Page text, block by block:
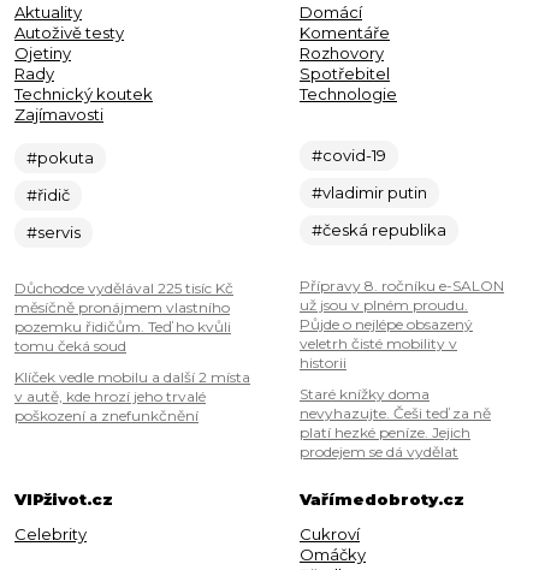
Aktuality
Autoživě testy
Ojetiny
Rady
Technický koutek
Zajímavosti
#pokuta
#řidič
#servis
Důchodce vydělával 225 tisíc Kč
měsíčně pronájmem vlastního
pozemku řidičům. Teď ho kvůli
tomu čeká soud
Klíček vedle mobilu a další 2 místa
v autě, kde hrozí jeho trvalé
poškození a znefunkčnění
Domácí
Komentáře
Rozhovory
Spotřebitel
Technologie
#covid-19
#vladimir putin
#česká republika
Přípravy 8. ročníku e-SALON
už jsou v plném proudu.
Půjde o nejlépe obsazený
veletrh čisté mobility v
historii
Staré knížky doma
nevyhazujte. Češi teď za ně
platí hezké peníze. Jejich
prodejem se dá vydělat
VIPživot.cz
Celebrity
Vařímedobroty.cz
Cukroví
Omáčky